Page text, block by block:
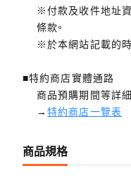
※付款及收件地址
條款。
※於本網站記載的時
■特約商店實體通路
商品預購期間等詳細
→特約商店一覽表
商品規格